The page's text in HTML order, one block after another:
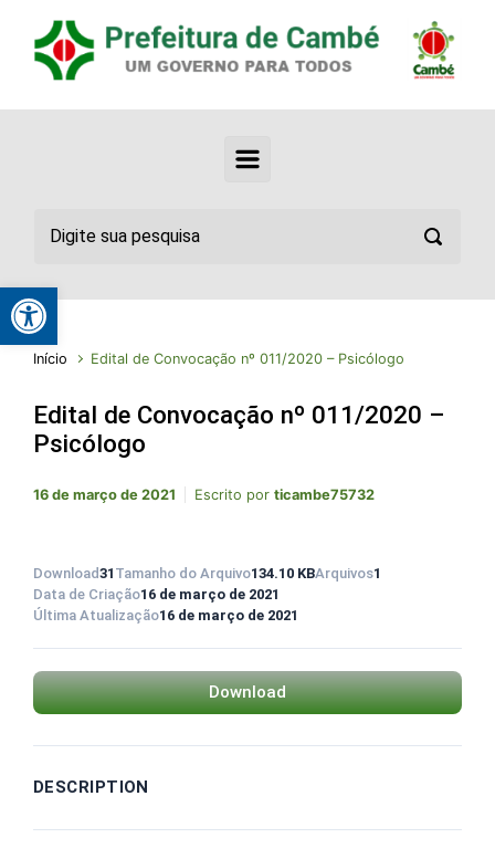
Início Edital de Convocação nº 011/2020 – Psicólogo
Edital de Convocação nº 011/2020 –
Psicólogo
16 de março de 2021 Escrito por ticambe75732
Download31 Tamanho do Arquivo134.10 KBArquivos1
Data de Criação16 de março de 2021
Última Atualização16 de março de 2021
Download
DESCRIPTION
Abrir a barra de ferramentas